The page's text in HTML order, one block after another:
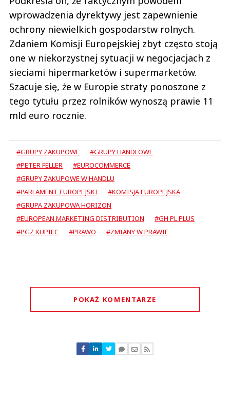
wprowadzenia dyrektywy jest zapewnienie
ochrony niewielkich gospodarstw rolnych.
Zdaniem Komisji Europejskiej zbyt często stoją
one w niekorzystnej sytuacji w negocjacjach z
sieciami hipermarketów i supermarketów.
Szacuje się, że w Europie straty ponoszone z
tego tytułu przez rolników wynoszą prawie 11
mld euro rocznie.
#GRUPY ZAKUPOWE
#GRUPY HANDLOWE
#PETER FELLER
#EUROCOMMERCE
#GRUPY ZAKUPOWE W HANDLU
#PARLAMENT EUROPEJSKI
#KOMISJA EUROPEJSKA
#GRUPA ZAKUPOWA HORIZON
#EUROPEAN MARKETING DISTRIBUTION
#GH PL PLUS
#PGZ KUPIEC
#PRAWO #ZMIANY W PRAWIE
POKAŻ KOMENTARZE